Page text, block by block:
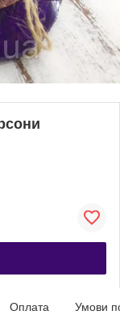
Оплата Умови